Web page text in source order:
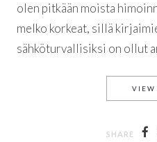
olen pitkään moista
melko korkeat, sillä
sähköturvallisiksi on ollut
VIEW
SHARE